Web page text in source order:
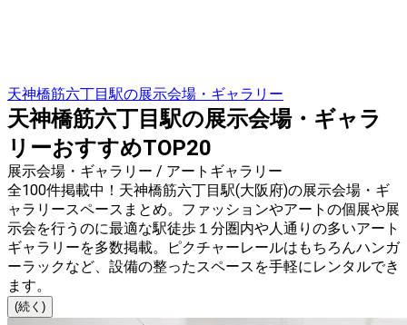
天神橋筋六丁目駅の展示会場・ギャラリー
天神橋筋六丁目駅の展示会場・ギャラ
リーおすすめTOP20
展示会場・ギャラリー / アートギャラリー
全100件掲載中！天神橋筋六丁目駅(大阪府)の展示会場・ギ
ャラリースペースまとめ。ファッションやアートの個展や展
示会を行うのに最適な駅徒歩１分圏内や人通りの多いアート
ギャラリーを多数掲載。ピクチャーレールはもちろんハンガ
ーラックなど、設備の整ったスペースを手軽にレンタルでき
ます。
(続く)